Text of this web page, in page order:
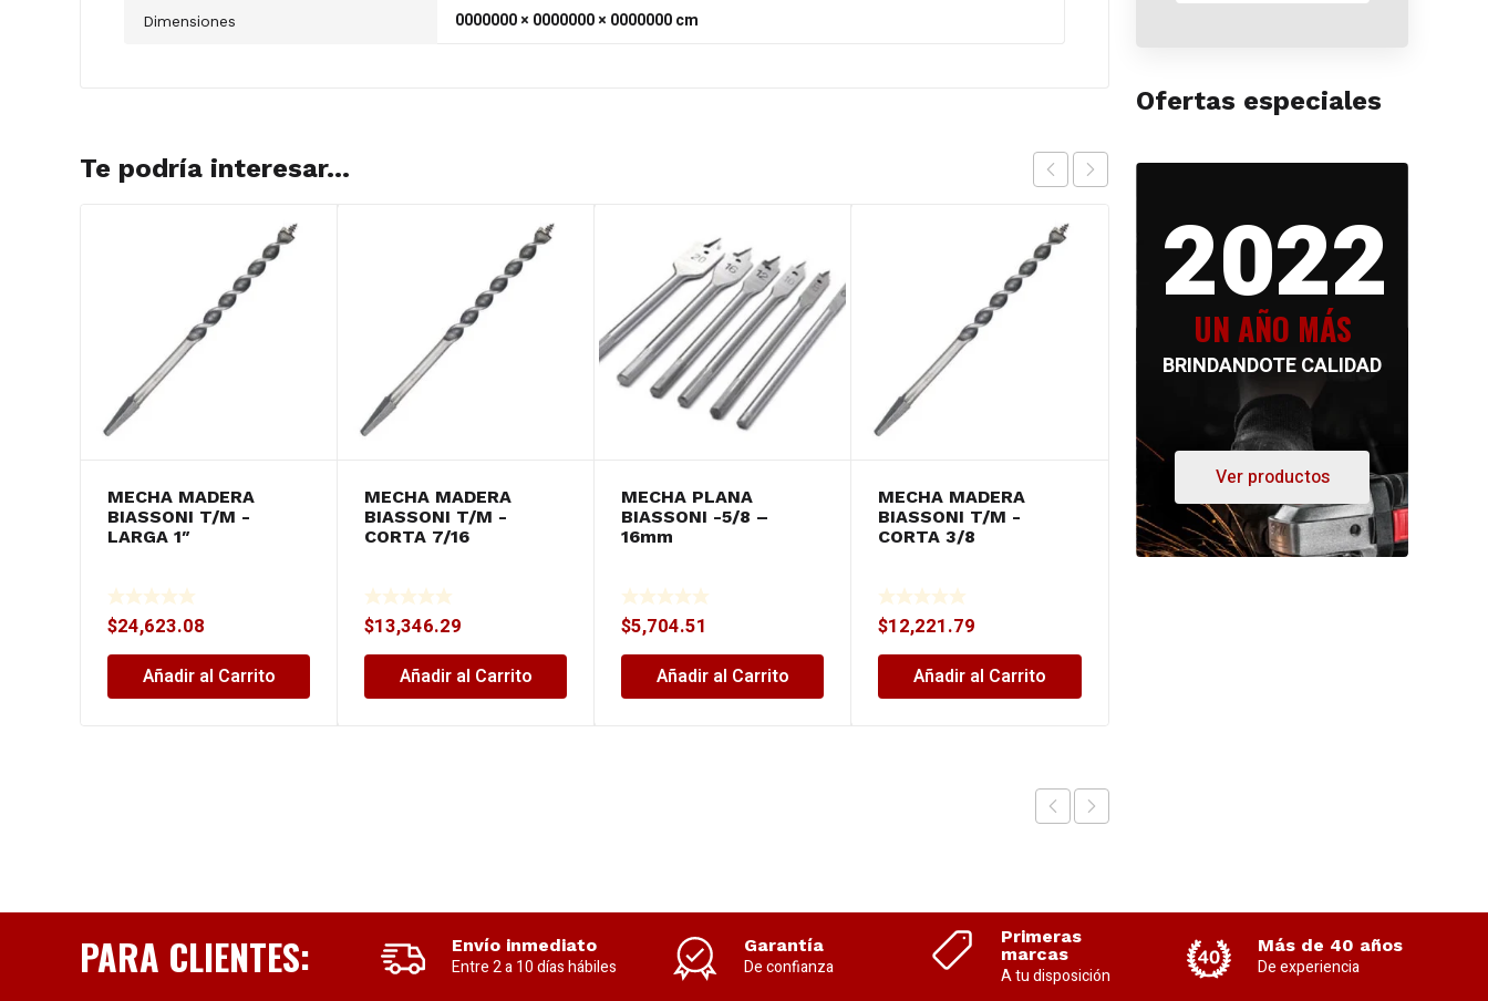
Dimensiones 0000000 × 0000000 × 0000000 cm
Te podría interesar...
MECHA MADERA
BIASSONI T/M -
LARGA 1″
$24,623.08
Añadir al Carrito
MECHA MADERA
BIASSONI T/M -
CORTA 7/16
$13,346.29
Añadir al Carrito
MECHA PLANA
BIASSONI -5/8 –
16mm
$5,704.51
Añadir al Carrito
MECHA MADERA
BIASSONI T/M -
CORTA 3/8
$12,221.79
Añadir al Carrito
MECHA PLANA
BIASSONI -1/2 – 13mm
Ofertas especiales
2022
UN AÑO MÁS
BRINDANDOTE CALIDAD
Ver productos
PARA CLIENTES: Envío inmediato
Entre 2 a 10 días hábiles
Garantía
De confianza
Primeras
marcas
A tu disposición
Más de 40 años
De experiencia